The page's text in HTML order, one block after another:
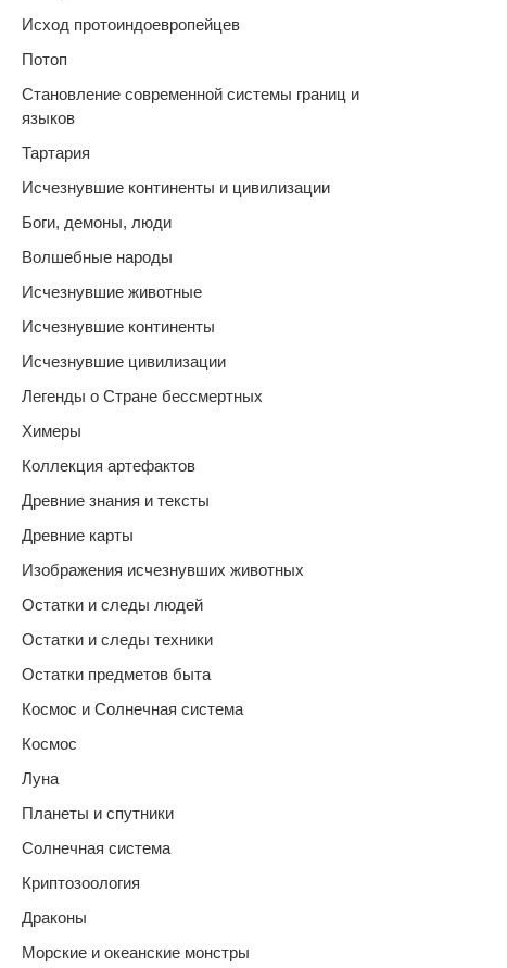
Исход протоиндоевропейцев
Потоп
Становление современной системы границ и
языков
Тартария
Исчезнувшие континенты и цивилизации
Боги, демоны, люди
Волшебные народы
Исчезнувшие животные
Исчезнувшие континенты
Исчезнувшие цивилизации
Легенды о Стране бессмертных
Химеры
Коллекция артефактов
Древние знания и тексты
Древние карты
Изображения исчезнувших животных
Остатки и следы людей
Остатки и следы техники
Остатки предметов быта
Космос и Солнечная система
Космос
Луна
Планеты и спутники
Солнечная система
Криптозоология
Драконы
Морские и океанские монстры